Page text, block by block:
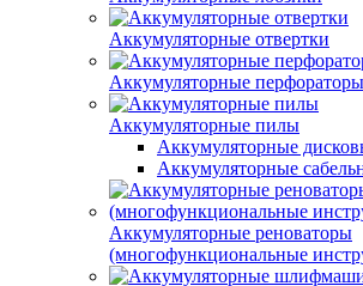
Аккумуляторные отвертки
Аккумуляторные перфораторы
Аккумуляторные пилы
Аккумуляторные
Аккумуляторные
Аккумуляторные реноваторы
(многофункциональные